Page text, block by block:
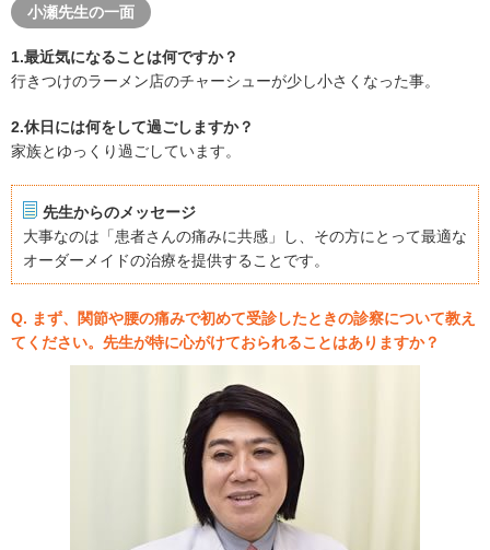
小瀬先生の一面
1.最近気になることは何ですか？
行きつけのラーメン店のチャーシューが少し小さくなった事。
2.休日には何をして過ごしますか？
家族とゆっくり過ごしています。
先生からのメッセージ
大事なのは「患者さんの痛みに共感」し、その方にとって最適な
オーダーメイドの治療を提供することです。
Q. まず、関節や腰の痛みで初めて受診したときの診察について教え
てください。先生が特に心がけておられることはありますか？